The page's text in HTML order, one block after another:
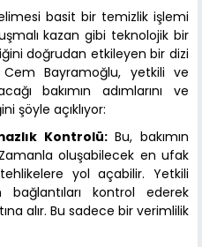
basit bir temizlik işlemi
kazan gibi teknolojik bir
doğrudan etkileyen bir dizi
Bayramoğlu, yetkili ve
bakımın adımlarını ve
şöyle açıklıyor:
Kontrolü:Bu, bakımın
oluşabilecek en ufak
yol açabilir. Yetkili
kontrol ederek
alır. Bu sadece bir verimlilik